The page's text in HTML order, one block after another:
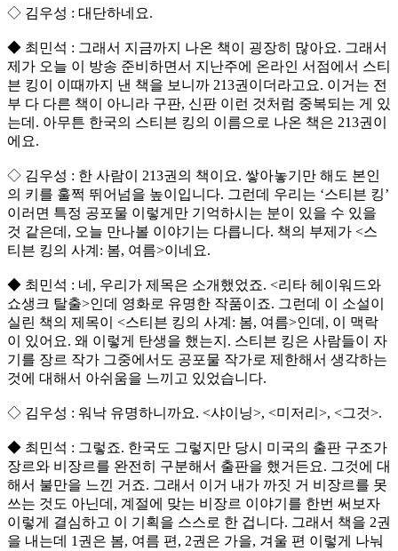
◇ 김우성 : 대단하네요.
◆ 최민석 : 그래서 지금까지 나온 책이 굉장히 많아요. 그래서
제가 오늘 이 방송 준비하면서 지난주에 온라인 서점에서 스티
븐 킹이 이때까지 낸 책을 보니까 213권이더라고요. 이거는 전
부 다 다른 책이 아니라 구판, 신판 이런 것처럼 중복되는 게 있
는데. 아무튼 한국의 스티븐 킹의 이름으로 나온 책은 213권이
에요.
◇ 김우성 : 한 사람이 213권의 책이요. 쌓아놓기만 해도 본인
의 키를 훌쩍 뛰어넘을 높이입니다. 그런데 우리는 ‘스티븐 킹’
이러면 특정 공포물 이렇게만 기억하시는 분이 있을 수 있을
것 같은데, 오늘 만나볼 이야기는 다릅니다. 책의 부제가 <스
티븐 킹의 사계: 봄, 여름>이네요.
◆ 최민석 : 네, 우리가 제목은 소개했었죠. <리타 헤이워드와
쇼생크 탈출>인데 영화로 유명한 작품이죠. 그런데 이 소설이
실린 책의 제목이 <스티븐 킹의 사계: 봄, 여름>인데, 이 맥락
이 있어요. 왜 이렇게 탄생을 했는지. 스티븐 킹은 사람들이 자
기를 장르 작가 그중에서도 공포물 작가로 제한해서 생각하는
것에 대해서 아쉬움을 느끼고 있었습니다.
◇ 김우성 : 워낙 유명하니까요. <샤이닝>, <미저리>, <그것>.
◆ 최민석 : 그렇죠. 한국도 그렇지만 당시 미국의 출판 구조가
장르와 비장르를 완전히 구분해서 출판을 했거든요. 그것에 대
해서 불만을 느낀 거죠. 그래서 이거 내가 까짓 거 비장르를 못
쓰는 것도 아닌데, 계절에 맞는 비장르 이야기를 한번 써보자
이렇게 결심하고 이 기획을 스스로 한 겁니다. 그래서 책을 2권
을 내는데 1권은 봄, 여름 편, 2권은 가을, 겨울 편 이렇게 나눠